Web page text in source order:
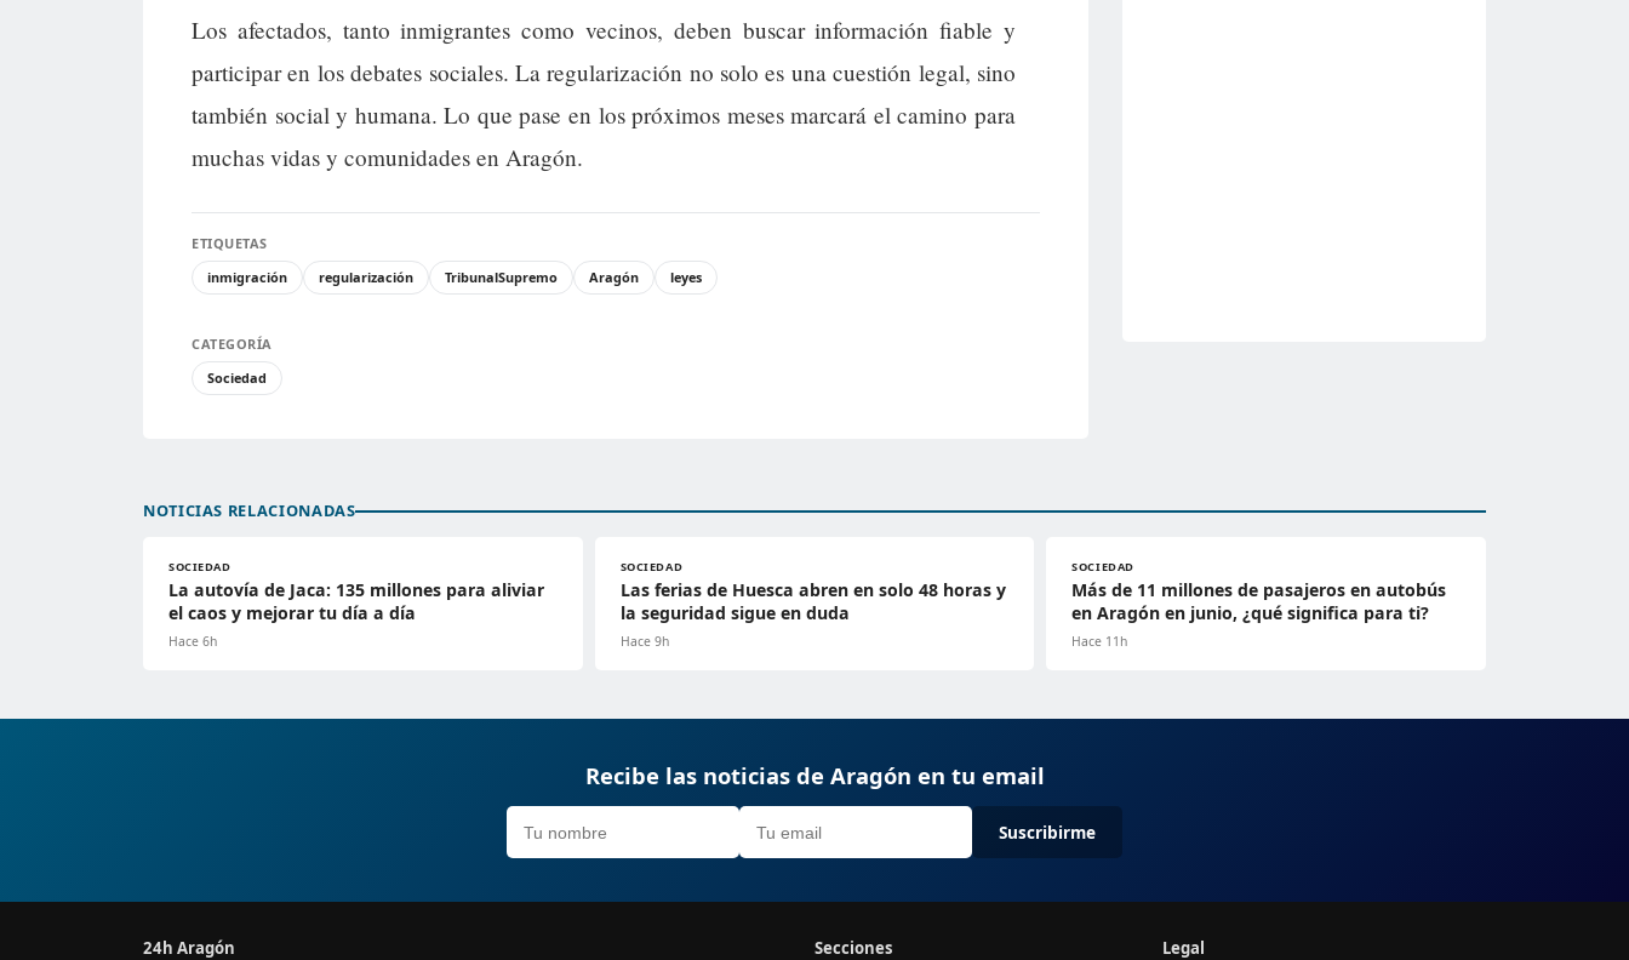
Los afectados, tanto inmigrantes como vecinos, deben buscar información fiable y
participar en los debates sociales. La regularización no solo es una cuestión legal, sino
también social y humana. Lo que pase en los próximos meses marcará el camino para
muchas vidas y comunidades en Aragón.
ETIQUETAS
inmigración
regularización TribunalSupremo Aragón leyes
CATEGORÍA
Sociedad
NOTICIAS RELACIONADAS
SOCIEDAD
La autovía de Jaca: 135 millones para aliviar
el caos y mejorar tu día a día
Hace 6h
SOCIEDAD
Las ferias de Huesca abren en solo 48 horas y
la seguridad sigue en duda
Hace 9h
SOCIEDAD
Más de 11 millones de pasajeros en autobús
en Aragón en junio, ¿qué significa para ti?
Hace 11h
Recibe las noticias de Aragón en tu email
Suscribirme
24h Aragón Secciones Legal